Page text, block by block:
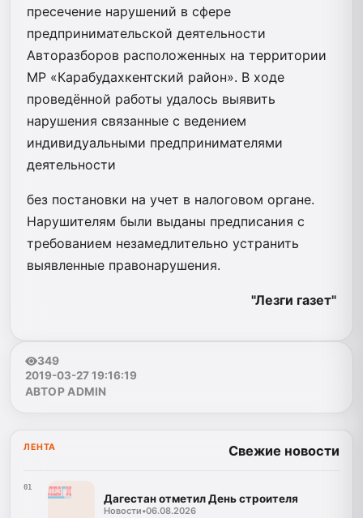
пресечение нарушений в сфере
предпринимательской деятельности
Авторазборов расположенных на территории
МР «Карабудахкентский район». В ходе
проведённой работы удалось выявить
нарушения связанные с ведением
индивидуальными предпринимателями
деятельности
без постановки на учет в налоговом органе.
Нарушителям были выданы предписания с
требованием незамедлительно устранить
выявленные правонарушения.
"Лезги газет"
349
2019-03-27 19:16:19
АВТОР ADMIN
ЛЕНТА Свежие новости
01
Дагестан отметил День строителя
Новости•06.08.2026